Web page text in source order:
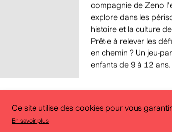
Ce site utilise des cookies pour vous
En savoir plus
compagnie de Zeno
explore dans les
histoire et la culture
Prêt·e à relever les
en chemin ? Un jeu-
enfants de 9 à 12 ans.